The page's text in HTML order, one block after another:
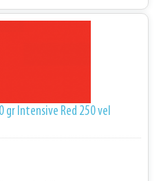
gr Intensive Red 250 vel